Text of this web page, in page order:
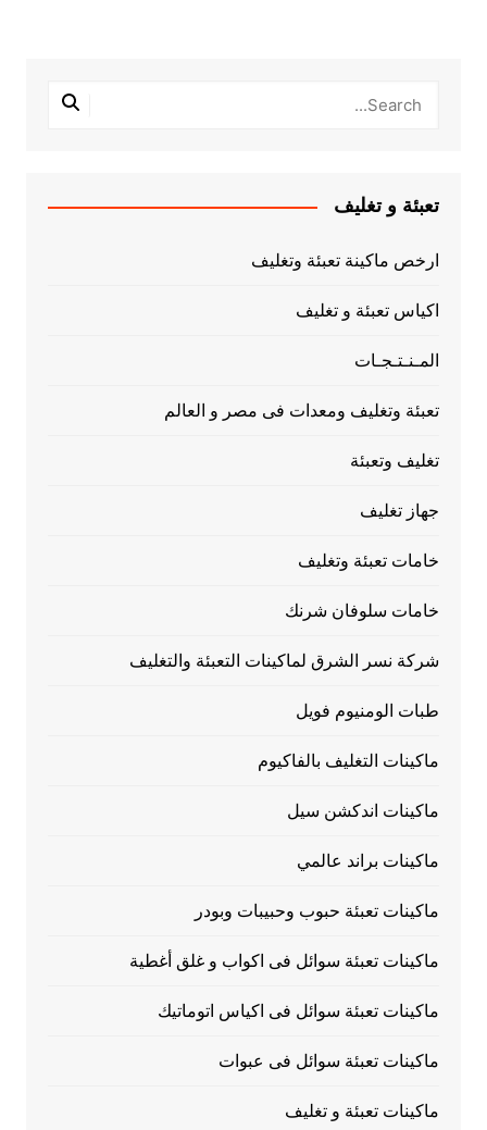
تعبئة و تغليف
ارخص ماكينة تعبئة وتغليف
اكياس تعبئة و تغليف
المـنـتـجـات
تعبئة وتغليف ومعدات فى مصر و العالم
تغليف وتعبئة
جهاز تغليف
خامات تعبئة وتغليف
خامات سلوفان شرنك
شركة نسر الشرق لماكينات التعبئة والتغليف
طبات الومنيوم فويل
ماكينات التغليف بالفاكيوم
ماكينات اندكشن سيل
ماكينات براند عالمي
ماكينات تعبئة حبوب وحبيبات وبودر
ماكينات تعبئة سوائل فى اكواب و غلق أغطية
ماكينات تعبئة سوائل فى اكياس اتوماتيك
ماكينات تعبئة سوائل فى عبوات
ماكينات تعبئة و تغليف